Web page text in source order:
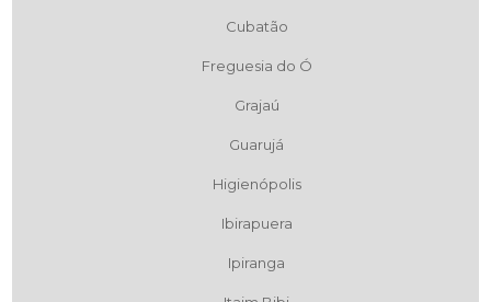
Cubatão
Freguesia do Ó
Grajaú
Guarujá
Higienópolis
Ibirapuera
Ipiranga